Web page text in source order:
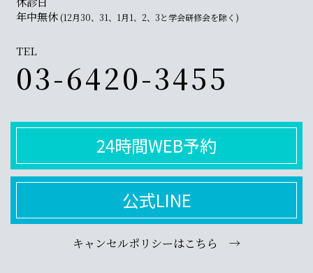
年中無休 (12月30、31、1月1、2、3と学会研修会を除く)
TEL
03-6420-3455
24時間WEB予約
公式LINE
キャンセルポリシーはこちら →